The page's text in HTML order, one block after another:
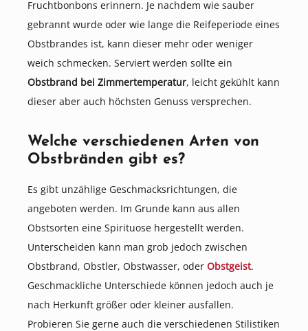
Fruchtbonbons erinnern. Je nachdem wie sauber
gebrannt wurde oder wie lange die Reifeperiode eines
Obstbrandes ist, kann dieser mehr oder weniger
weich schmecken. Serviert werden sollte ein
Obstbrand bei Zimmertemperatur, leicht gekühlt kann
dieser aber auch höchsten Genuss versprechen.
Welche verschiedenen Arten von
Obstbränden gibt es?
Es gibt unzählige Geschmacksrichtungen, die
angeboten werden. Im Grunde kann aus allen
Obstsorten eine Spirituose hergestellt werden.
Unterscheiden kann man grob jedoch zwischen
Obstbrand, Obstler, Obstwasser, oder Obstgeist.
Geschmackliche Unterschiede können jedoch auch je
nach Herkunft größer oder kleiner ausfallen.
Probieren Sie gerne auch die verschiedenen Stilistiken